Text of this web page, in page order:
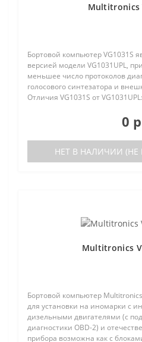
Multitronics
Бортовой компьютер VG1031S
версией модели VG1031UPL,
меньшее число протоколов
голосового синтезатора и
Отличия VG1031S от
0
НЕТ В НАЛИЧИИ
Multitronics
Бортовой компьютер
для установки на иномарки с
дизельными двигателями (с
диагностики OBD-2) и
прибора возможна как с